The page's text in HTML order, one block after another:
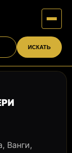
ИСКАТЬ
Ванги,